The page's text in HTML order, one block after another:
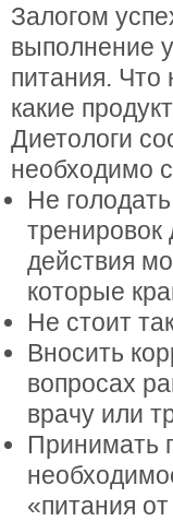
Залогом
выполнение
питания. Что
какие
Диетологи
необходимо
Не
тренировок
действия
которые
Не стоит
Вносить
вопросах
врачу или
Принимать
«питания от